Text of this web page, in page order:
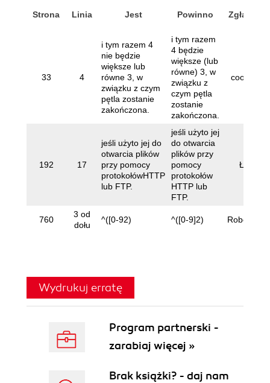
Strona Linia Jest Powinno
33 4
i tym razem 4
nie będzie
większe lub
równe 3, w
związku z czym
pętla zostanie
zakończona.
i tym razem
4 będzie
większe (lub
równe) 3, w
związku z
czym pętla
zostanie
zakończona.
192 17
jeśli użyto jej do
otwarcia plików
przy pomocy
protokołówHTTP
lub FTP.
jeśli użyto jej
do otwarcia
plików przy
pomocy
protokołów
HTTP lub
FTP.
Łukasz
760
3 od
dołu
^([0-92) ^([0-9]2) Robert
Wydrukuj erratę
Program partnerski -
zarabiaj więcej »
Brak książki? - daj nam